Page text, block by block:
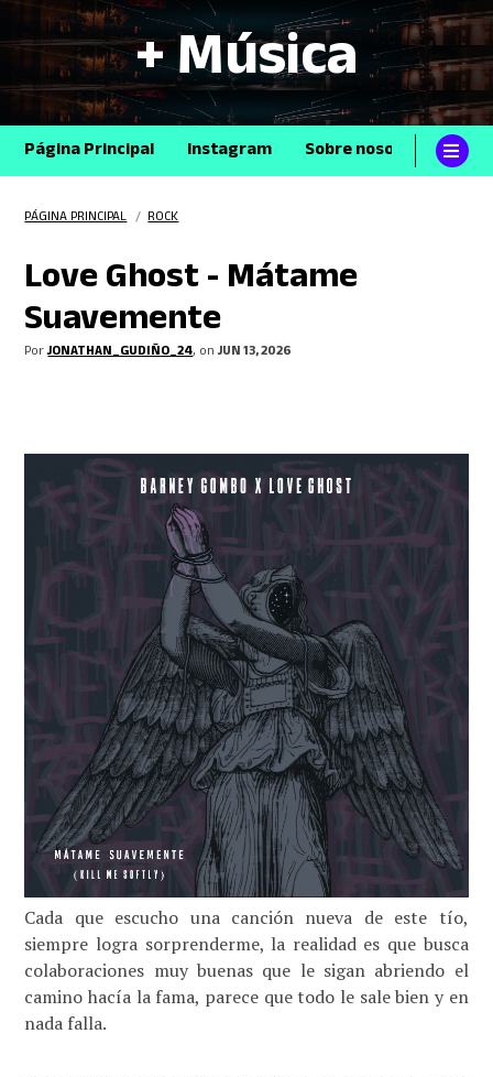
+ Música
Página Principal Instagram Sobre nosotros
PÁGINA PRINCIPAL /ROCK
Love Ghost - Mátame
Suavemente
PorJONATHAN_GUDIÑO_24, onJUN 13, 2026
Cada que escucho una canción nueva de este tío,
siempre logra sorprenderme, la realidad es que busca
colaboraciones muy buenas que le sigan abriendo el
camino hacía la fama, parece que todo le sale bien y en
nada falla.